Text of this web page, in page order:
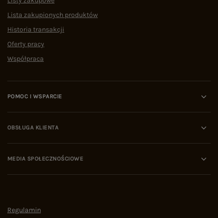
Lista zakupionych produktów
Historia transakcji
Oferty pracy
Współpraca
POMOC I WSPARCIE
OBSŁUGA KLIENTA
MEDIA SPOŁECZNOŚCIOWE
Regulamin